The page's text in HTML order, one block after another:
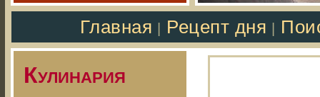
Главная Рецепт дня
Кулинария